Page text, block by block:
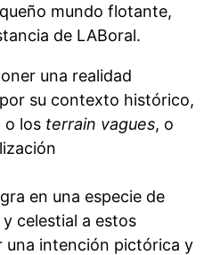
mundo flotante,
de LABoral.
una realidad
su contexto histórico,
o los terrain vagues, o
en una especie de
celestial a estos
una intención pictórica y